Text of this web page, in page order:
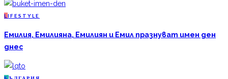
L IFESTYLE
Емилия, Емилияна, Емилиян и Емил празнуват имен ден
днес